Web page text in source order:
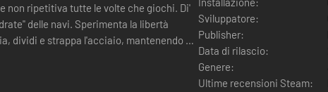
non ripetitiva tutte le volte che giochi. Di'
delle navi. Sperimenta la libertà
dividi e strappa l'acciaio, mantenendo un
Sviluppatore:
Publisher:
Data di rilascio:
Genere:
Ultime recensioni Steam: